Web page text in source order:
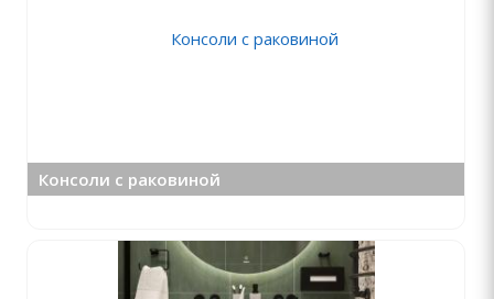
Консоли с раковиной